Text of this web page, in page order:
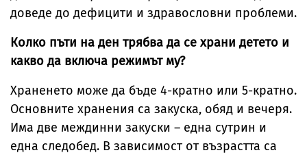
доведе до дефицити и здравословни проблеми.
Колко пъти на ден трябва да се храни детето и
какво да включа режимът му?
Храненето може да бъде 4-кратно или 5-кратно.
Основните хранения са закуска, обяд и вечеря.
Има две междинни закуски – една сутрин и
една следобед. В зависимост от възрастта са